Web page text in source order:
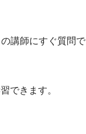
講師にすぐ質問で
できます。